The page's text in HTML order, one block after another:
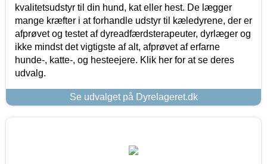
kvalitetsudstyr til din hund, kat eller hest. De lægger
mange kræfter i at forhandle udstyr til kæledyrene, der er
afprøvet og testet af dyreadfærdsterapeuter, dyrlæger og
ikke mindst det vigtigste af alt, afprøvet af erfarne
hunde-, katte-, og hesteejere. Klik her for at se deres
udvalg.
Se udvalget på Dyrelageret.dk